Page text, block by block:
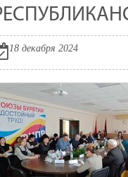
так как по ней
цесаревича Николая.
горожане высадили
18 декабря 2024